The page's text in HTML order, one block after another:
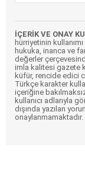
İÇERİK VE ONAY
hürriyetinin
hukuka, inanca ve
değerler
imla kalitesi gazete
küfür, rencide edici
Türkçe karakter
içeriğine
kullanıcı adlarıyla
dışında yazılan
onaylanmamaktadır.